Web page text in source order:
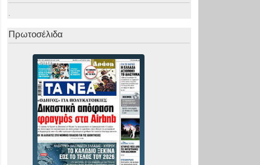
.
Πρωτοσέλιδα